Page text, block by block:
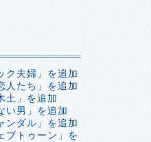
ク夫婦」を追加
人たち」を追加
土」を追加
い男」を追加
ンダル」を追加
ブトゥーン」を